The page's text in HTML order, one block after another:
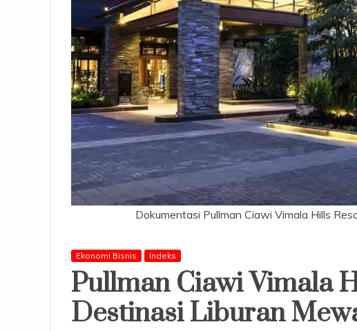
Dokumentasi Pullman Ciawi Vimala Hills
Ekonomi Bisnis Indeks
Pullman Ciawi Vimala
Destinasi Liburan